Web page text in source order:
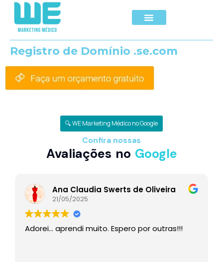
Registro de Domínio .se.com
🔍 WE Marketing Médico no Google
Confira nossas
Avaliações no Google
Ana Claudia Swerts de Oliveira
21/05/2025
Adorei… aprendi muito. Espero por outras!!!